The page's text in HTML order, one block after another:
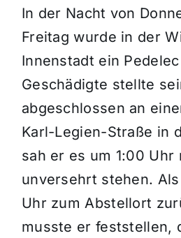
Gewinnspiele
In der Nacht von
Freitag wurde in der
Innenstadt ein
Geschädigte stellte
abgeschlossen an
Karl-Legien-Straße in
sah er es um 1:00 Uhr
unversehrt stehen.
Uhr zum Abstellort
musste er feststellen,